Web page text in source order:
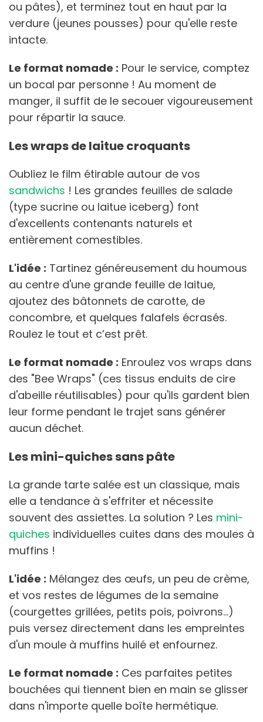
ou pâtes), et terminez tout en haut par la
verdure (jeunes pousses) pour qu'elle reste
intacte.
Le format nomade : Pour le service, comptez
un bocal par personne ! Au moment de
manger, il suffit de le secouer vigoureusement
pour répartir la sauce.
Les wraps de laitue croquants
Oubliez le film étirable autour de vos
sandwichs ! Les grandes feuilles de salade
(type sucrine ou laitue iceberg) font
d'excellents contenants naturels et
entièrement comestibles.
L'idée : Tartinez généreusement du houmous
au centre d'une grande feuille de laitue,
ajoutez des bâtonnets de carotte, de
concombre, et quelques falafels écrasés.
Roulez le tout et c’est prêt.
Le format nomade : Enroulez vos wraps dans
des "Bee Wraps" (ces tissus enduits de cire
d'abeille réutilisables) pour qu'ils gardent bien
leur forme pendant le trajet sans générer
aucun déchet.
Les mini-quiches sans pâte
La grande tarte salée est un classique, mais
elle a tendance à s'effriter et nécessite
souvent des assiettes. La solution ? Les mini-
quiches individuelles cuites dans des moules à
muffins !
L'idée : Mélangez des œufs, un peu de crème,
et vos restes de légumes de la semaine
(courgettes grillées, petits pois, poivrons…)
puis versez directement dans les empreintes
d'un moule à muffins huilé et enfournez.
Le format nomade : Ces parfaites petites
bouchées qui tiennent bien en main se glisser
dans n'importe quelle boîte hermétique.